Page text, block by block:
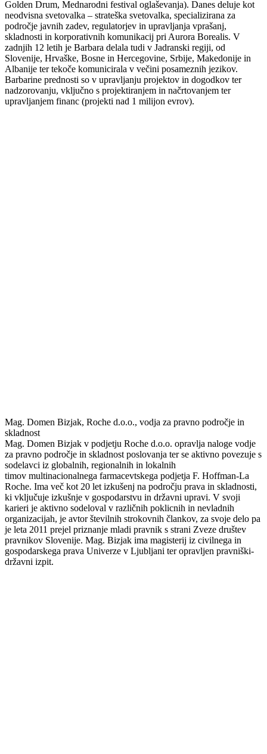
Golden Drum, Mednarodni festival oglaševanja). Danes deluje kot
neodvisna svetovalka – strateška svetovalka, specializirana za
področje javnih zadev, regulatorjev in upravljanja vprašanj,
skladnosti in korporativnih komunikacij pri Aurora Borealis. V
zadnjih 12 letih je Barbara delala tudi v Jadranski regiji, od
Slovenije, Hrvaške, Bosne in Hercegovine, Srbije, Makedonije in
Albanije ter tekoče komunicirala v večini posameznih jezikov.
Barbarine prednosti so v upravljanju projektov in dogodkov ter
nadzorovanju, vključno s projektiranjem in načrtovanjem ter
upravljanjem financ (projekti nad 1 milijon evrov).
Mag. Domen Bizjak, Roche d.o.o., vodja za pravno področje in
skladnost
Mag. Domen Bizjak v podjetju Roche d.o.o. opravlja naloge vodje
za pravno področje in skladnost poslovanja ter se aktivno povezuje s
sodelavci iz globalnih, regionalnih in lokalnih
timov multinacionalnega farmacevtskega podjetja F. Hoffman-La
Roche. Ima več kot 20 let izkušenj na področju prava in skladnosti,
ki vključuje izkušnje v gospodarstvu in državni upravi. V svoji
karieri je aktivno sodeloval v različnih poklicnih in nevladnih
organizacijah, je avtor številnih strokovnih člankov, za svoje delo pa
je leta 2011 prejel priznanje mladi pravnik s strani Zveze društev
pravnikov Slovenije. Mag. Bizjak ima magisterij iz civilnega in
gospodarskega prava Univerze v Ljubljani ter opravljen pravniški-
državni izpit.